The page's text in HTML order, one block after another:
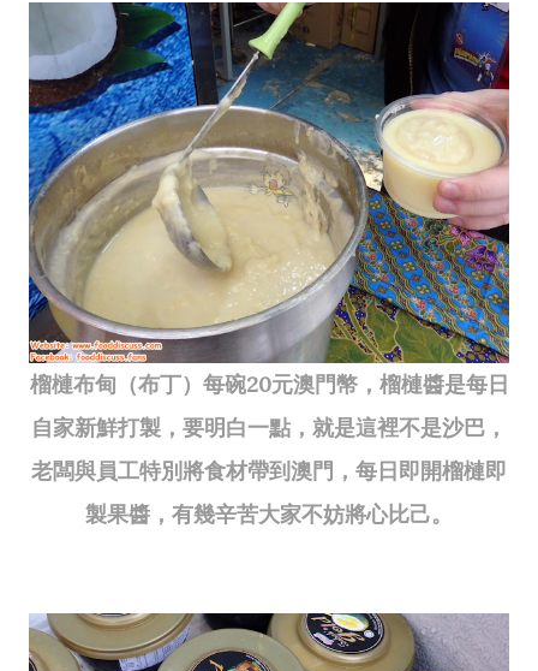
榴槤布甸（布丁）每碗20元澳門幣，榴槤醬是每日
自家新鮮打製，要明白一點，就是這裡不是沙巴，
老闆與員工特別將食材帶到澳門，每日即開榴槤即
製果醬，有幾辛苦大家不妨將心比己。